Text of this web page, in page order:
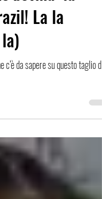
bovina: la
La la